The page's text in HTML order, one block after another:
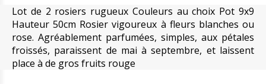
Lot de 2 rosiers rugueux Couleurs au choix Pot 9x9
Hauteur 50cm Rosier vigoureux à fleurs blanches ou
rose. Agréablement parfumées, simples, aux pétales
froissés, paraissent de mai à septembre, et laissent
place à de gros fruits rouge